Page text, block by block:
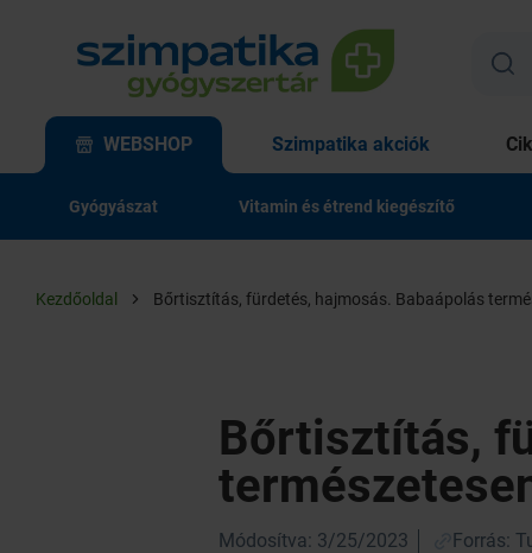
WEBSHOP Szimpatika akciók
Gyógyászat Vitamin és étrend kiegészítő
Kezdőoldal Bőrtisztítás, fürdetés, hajmosás. Babaápolás
Bőrtisztítás,
Módosítva: 3/25/2023 Forrás: